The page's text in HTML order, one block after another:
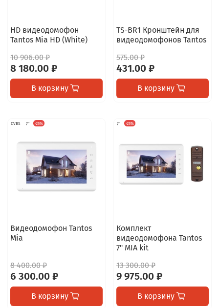
HD видеодомофон
Tantos Mia HD (White)
10 906.00 ₽
8 180.00 ₽
В корзину
TS-BR1 Кронштейн для
видеодомофонов Tantos
575.00 ₽
431.00 ₽
В корзину
CVBS 7" -25%
Видеодомофон Tantos
Mia
8 400.00 ₽
6 300.00 ₽
В корзину
7" -25%
Комплект
видеодомофона Tantos
7" MIA kit
13 300.00 ₽
9 975.00 ₽
В корзину